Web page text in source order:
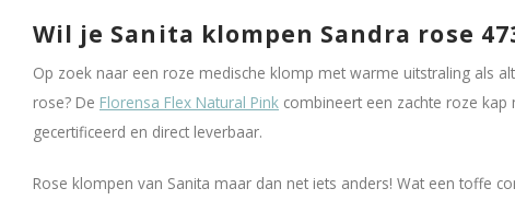
Wil je Sanita klompen Sandra rose
Op zoek naar een roze medische klomp met warme uitstraling als
rose? De Florensa Flex Natural Pink combineert een zachte roze
gecertificeerd en direct leverbaar.
Rose klompen van Sanita maar dan net iets anders! Wat een toffe